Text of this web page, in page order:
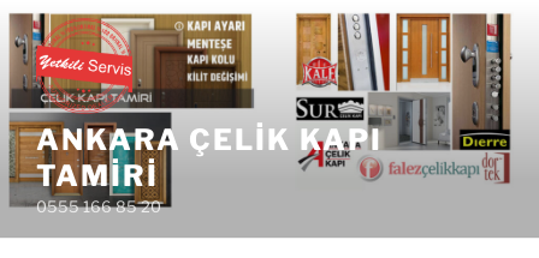
İçeriğe
geç
ANKARA ÇELIK KAPI
TAMIRI
0555 166 85 20